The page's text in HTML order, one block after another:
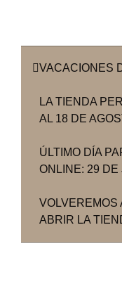
VACACIONES
LA TIENDA
AL 18 DE
ÚLTIMO DÍA
ONLINE: 29 DE
VOLVEREMOS
ABRIR LA